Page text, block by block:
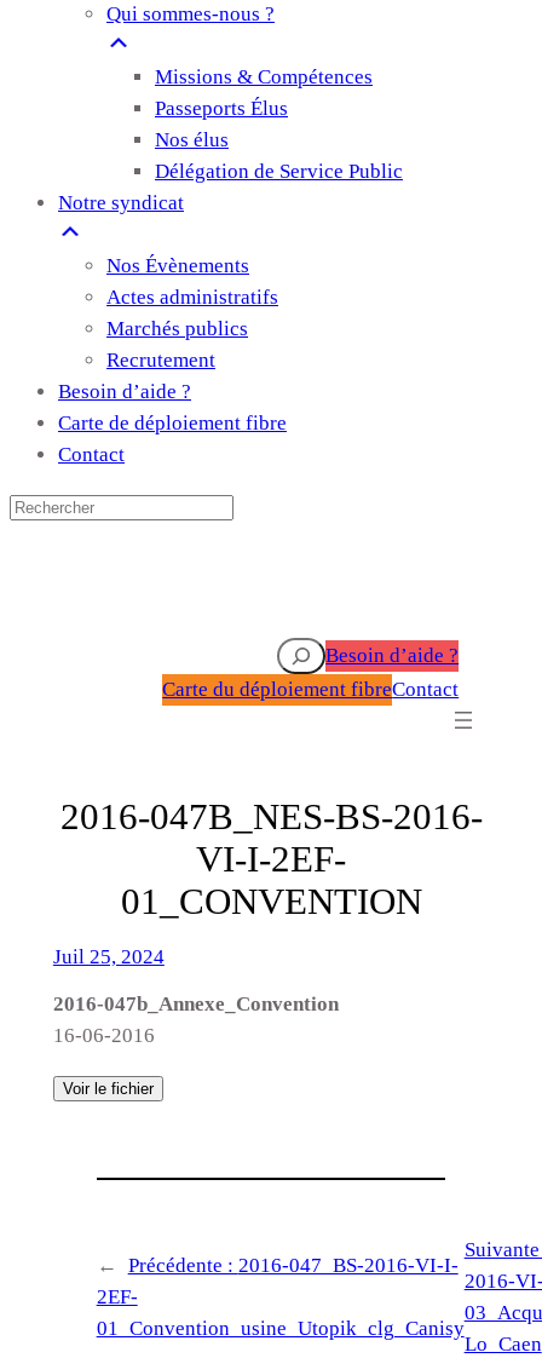
Qui sommes-nous ?
Missions & Compétences
Passeports Élus
Nos élus
Délégation de Service Public
Notre syndicat
Nos Évènements
Actes administratifs
Marchés publics
Recrutement
Besoin d’aide ?
Carte de déploiement fibre
Contact
RechercherBesoin d’aide ?
Carte du déploiement fibreContact
2016-047B_NES-BS-2016-
VI-I-2EF-
01_CONVENTION
Juil 25, 2024
2016-047b_Annexe_Convention
16-06-2016
Voir le fichier
← Précédente : 2016-047_BS-2016-VI-I-
2EF-
01_Convention_usine_Utopik_clg_Canisy
2016-
Lo_Caen